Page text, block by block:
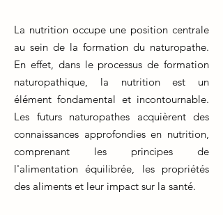
La nutrition occupe une position centrale
au sein de la formation du naturopathe.
En effet, dans le processus de formation
naturopathique, la nutrition est un
élément fondamental et incontournable.
Les futurs naturopathes acquièrent des
connaissances approfondies en nutrition,
comprenant les principes de
l'alimentation équilibrée, les propriétés
des aliments et leur impact sur la santé.